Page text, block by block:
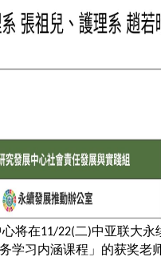
将在11/22(二)中亚联大永
学习内涵课程」的获奖老